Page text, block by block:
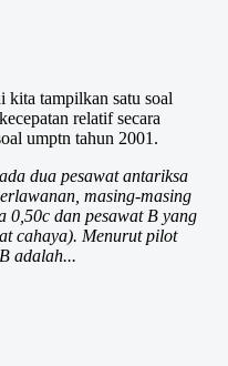
kita tampilkan satu soal
relatif secara
umptn tahun 2001.
dua pesawat antariksa
masing-masing
0,50c dan pesawat B yang
cahaya). Menurut pilot
adalah...